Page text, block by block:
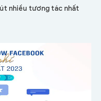
nhiều tương tác nhất